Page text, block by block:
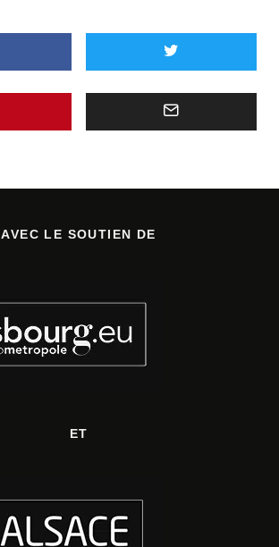
AVEC LE SOUTIEN DE
ET